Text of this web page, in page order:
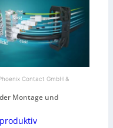
Contact GmbH &
Montage und